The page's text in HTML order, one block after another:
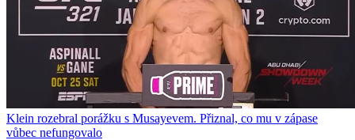
Klein rozebral porážku s Musayevem. Přiznal, co mu v zápase
vůbec nefungovalo